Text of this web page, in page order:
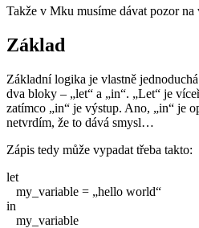
Takže v Mku musíme dávat pozor
Základ
Základní logika je vlastně
dva bloky – „let“ a „in“. „Let“ je
zatímco „in“ je výstup. Ano, „in“ je
netvrdím, že to dává smysl…
Zápis tedy může vypadat třeba takto:
let
my_variable = „hello world“
in
my_variable